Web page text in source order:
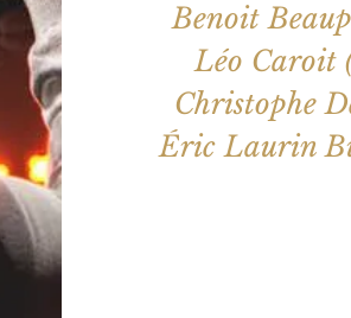
Benoit
Léo Caroit
Christophe
Éric Laurin